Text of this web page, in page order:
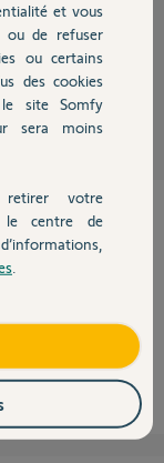
et vous
ou de refuser
ou certains
des cookies
le site Somfy
sera moins
votre
le centre de